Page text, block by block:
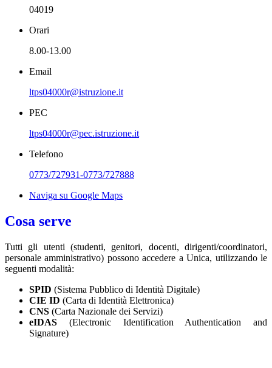
04019
Orari
8.00-13.00
Email
ltps04000r@istruzione.it
PEC
ltps04000r@pec.istruzione.it
Telefono
0773/727931-0773/727888
Naviga su Google Maps
Cosa serve
Tutti gli utenti (studenti, genitori, docenti, dirigenti/coordinatori,
personale amministrativo) possono accedere a Unica, utilizzando le
seguenti modalità:
SPID (Sistema Pubblico di Identità Digitale)
CIE ID (Carta di Identità Elettronica)
CNS (Carta Nazionale dei Servizi)
eIDAS (Electronic Identification Authentication and
Signature)